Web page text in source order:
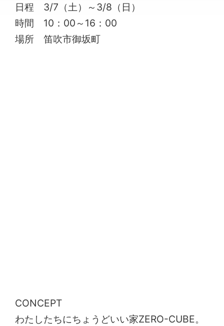
日程 3/7（土）～3/8（日）
時間 10：00～16：00
場所 笛吹市御坂町
CONCEPT
わたしたちにちょうどいい家ZERO-CUBE。